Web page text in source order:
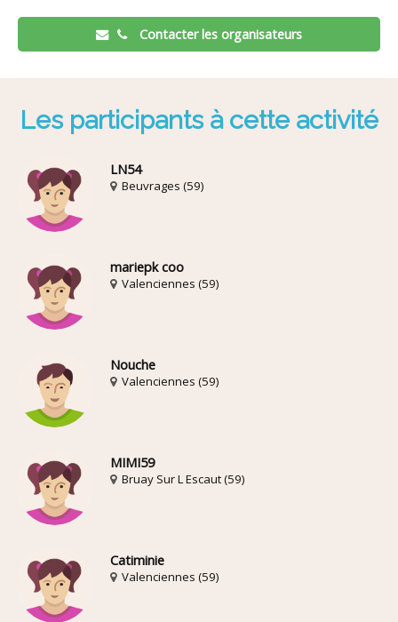
Contacter les organisateurs
Les participants à cette activité
LN54
Beuvrages (59)
mariepk coo
Valenciennes (59)
Nouche
Valenciennes (59)
MIMI59
Bruay Sur L Escaut (59)
Catiminie
Valenciennes (59)